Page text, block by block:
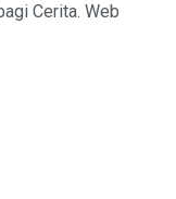
Cerita. Web